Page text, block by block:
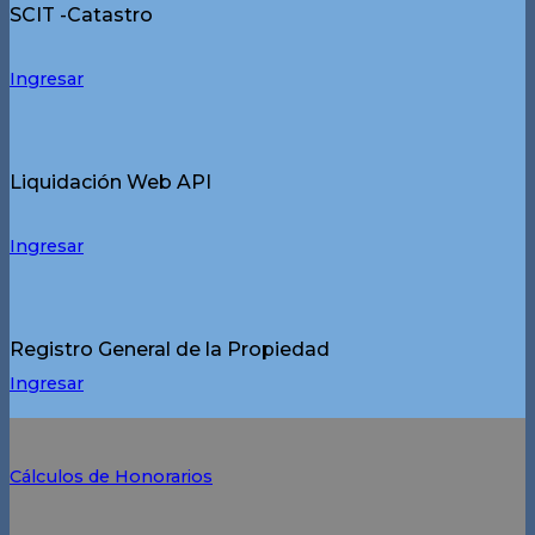
SCIT -Catastro
Ingresar
Liquidación Web API
Ingresar
Registro General de la Propiedad
Ingresar
Cálculos de Honorarios